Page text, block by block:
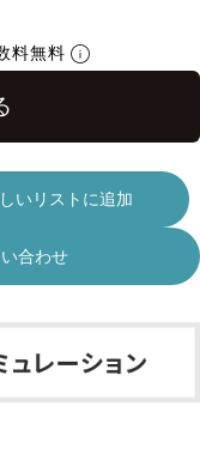
料無料
いリストに追加
合わせ